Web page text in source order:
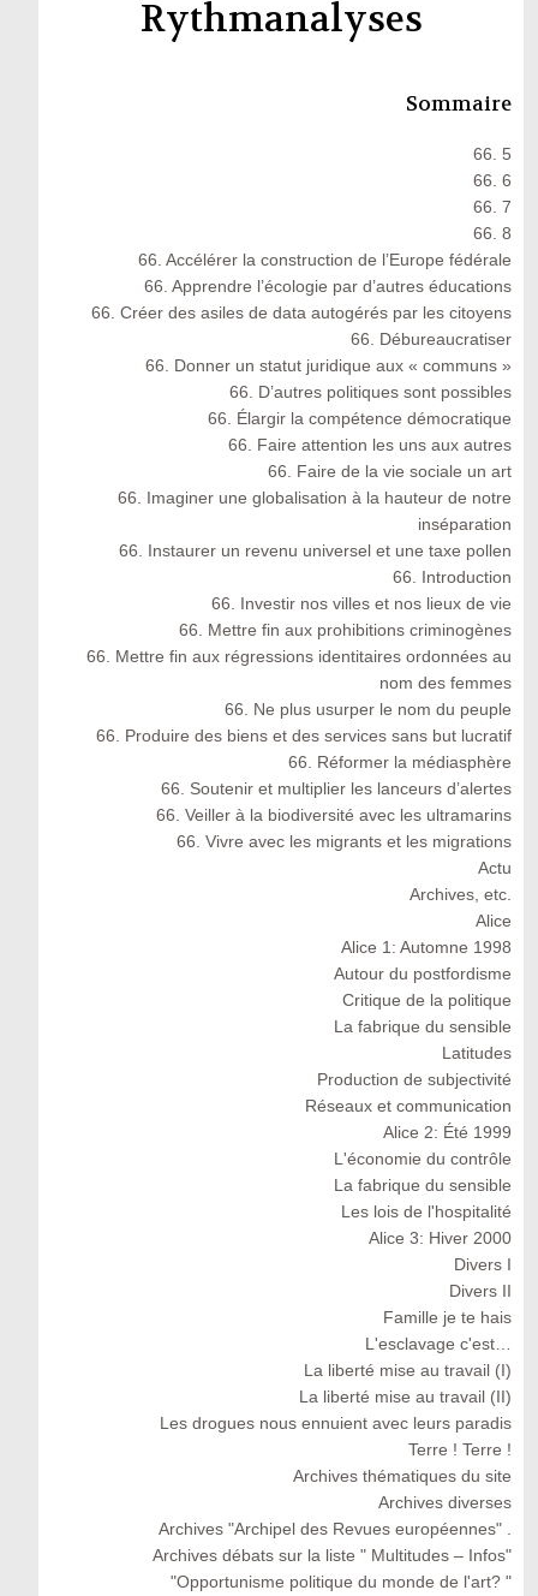
Rythmanalyses
Sommaire
66. 5
66. 6
66. 7
66. 8
66. Accélérer la construction de l’Europe fédérale
66. Apprendre l’écologie par d’autres éducations
66. Créer des asiles de data autogérés par les citoyens
66. Débureaucratiser
66. Donner un statut juridique aux « communs »
66. D’autres politiques sont possibles
66. Élargir la compétence démocratique
66. Faire attention les uns aux autres
66. Faire de la vie sociale un art
66. Imaginer une globalisation à la hauteur de notre
inséparation
66. Instaurer un revenu universel et une taxe pollen
66. Introduction
66. Investir nos villes et nos lieux de vie
66. Mettre fin aux prohibitions criminogènes
66. Mettre fin aux régressions identitaires ordonnées au
nom des femmes
66. Ne plus usurper le nom du peuple
66. Produire des biens et des services sans but lucratif
66. Réformer la médiasphère
66. Soutenir et multiplier les lanceurs d’alertes
66. Veiller à la biodiversité avec les ultramarins
66. Vivre avec les migrants et les migrations
Actu
Archives, etc.
Alice
Alice 1: Automne 1998
Autour du postfordisme
Critique de la politique
La fabrique du sensible
Latitudes
Production de subjectivité
Réseaux et communication
Alice 2: Été 1999
L'économie du contrôle
La fabrique du sensible
Les lois de l'hospitalité
Alice 3: Hiver 2000
Divers I
Divers II
Famille je te hais
L'esclavage c'est…
La liberté mise au travail (I)
La liberté mise au travail (II)
Les drogues nous ennuient avec leurs paradis
Terre ! Terre !
Archives thématiques du site
Archives diverses
Archives "Archipel des Revues européennes" .
Archives débats sur la liste " Multitudes – Infos"
"Opportunisme politique du monde de l'art? "